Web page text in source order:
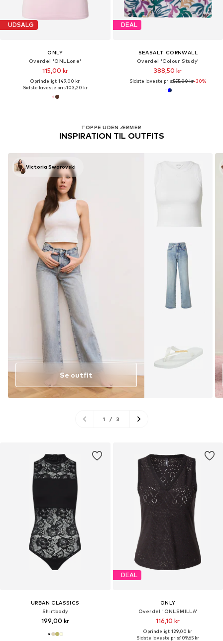
UDSALG
ONLY
Overdel 'ONLLone'
115,00 kr
Oprindeligt: 149,00 kr
Sidste laveste pris:103,20 kr
DEAL
SEASALT CORNWALL
Overdel 'Colour Study'
388,50 kr
Sidste laveste pris:555,00 kr-30%
URBAN CLASSICS
Shirtbody
199,00 kr
DEAL
ONLY
Overdel 'ONLSMILLA'
116,10 kr
Oprindeligt: 129,00 kr
Sidste laveste pris:109,65 kr
TOPPE UDEN ÆRMER
INSPIRATION TIL OUTFITS
Victoria Swarovski
Se outfit
1 / 3